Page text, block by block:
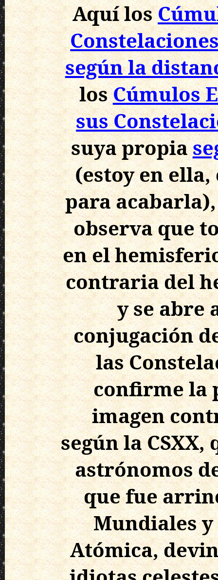
Aquí los
según la
losCúmulos
sus
suya propia
(estoy en
para
observa que
en el
contraria del
y se abre
conjugación
las
confirme la
imagen
según la
astrónomos
que fue
Mundiales
Atómica,